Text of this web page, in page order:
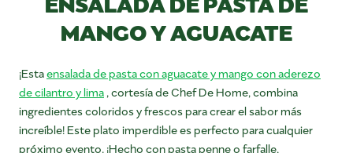
MANGO Y AGUACATE
¡Estaensalada de pasta con aguacate y mango con aderezo
de cilantro y lima , cortesía de Chef De Home, combina
ingredientes coloridos y frescos para crear el sabor más
increíble! Este plato imperdible es perfecto para cualquier
próximo evento. ¡Hecho con pasta penne o farfalle,